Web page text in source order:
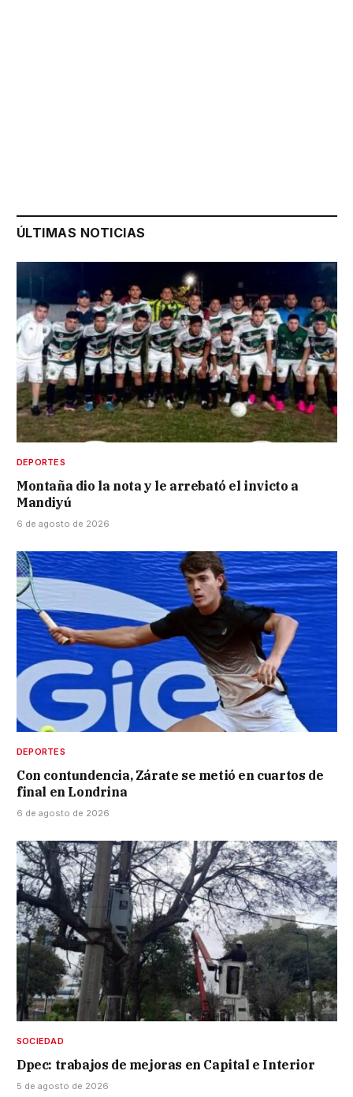
ÚLTIMAS NOTICIAS
DEPORTES
Montaña dio la nota y le arrebató el invicto a
Mandiyú
6 de agosto de 2026
DEPORTES
Con contundencia, Zárate se metió en cuartos de
final en Londrina
6 de agosto de 2026
SOCIEDAD
Dpec: trabajos de mejoras en Capital e Interior
5 de agosto de 2026